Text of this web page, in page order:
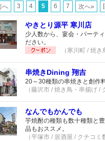
へ 3 4 5 6 7 次へ»
やきとり源平 寒川店
少人数から、宴会・パーテ
ださい。
（寒川町 / 焼
串焼きDining 翔吉
20～30種類の串焼きと創作
（藤沢市 / 焼き鳥・串揚げ /
なんでもかんでも
芋焼酎の種類も数十種類と
品もおススメ。
（平塚市 / 居酒屋 / クチコミ